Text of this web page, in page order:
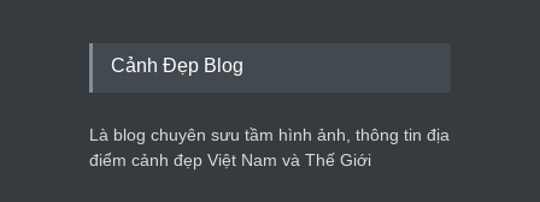
Cảnh Đẹp Blog
Là blog chuyên sưu tầm hình ảnh, thông tin địa
điểm cảnh đẹp Việt Nam và Thế Giới